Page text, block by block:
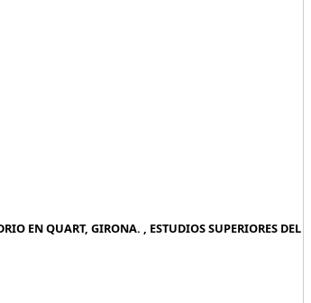
EN QUART, GIRONA. , ESTUDIOS SUPERIORES DEL